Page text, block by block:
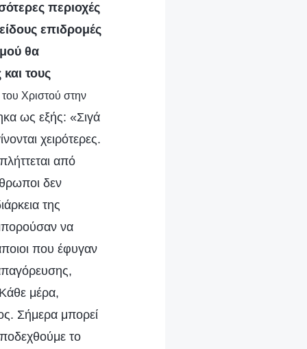
περιοχές
επιδρομές
θα
τους
Χριστού στην
ως εξής: «Σιγά
χειρότερες.
από
δεν
της
να
που έφυγαν
μέρα,
Σήμερα μπορεί
το